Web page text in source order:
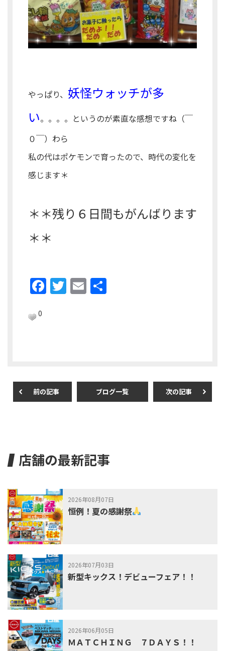
やっぱり、 妖怪ウォッチが多
い。。。。というのが素直な感想ですね（￣
０￣）わら
私の代はポケモンで育ったので、時代の変化を
感じます＊
＊＊残り６日間もがんばります
＊＊
F
o
k
T E 共
0
前の記事 ブログ一覧 次の記事
店舗の最新記事
2026年08月07日
恒例！夏の感謝祭
2026年07月03日
新型キックス！デビューフェア！！
2026年06月05日
ＭＡＴＣＨＩＮＧ ７ＤＡＹＳ！！